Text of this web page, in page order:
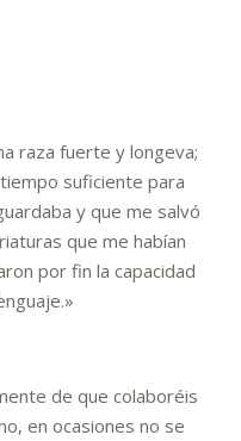
raza fuerte y longeva;
suficiente para
y que me salvó
que me habían
por fin la capacidad
de que colaboréis
en ocasiones no se